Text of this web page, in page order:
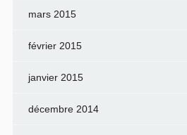
mars 2015
février 2015
janvier 2015
décembre 2014